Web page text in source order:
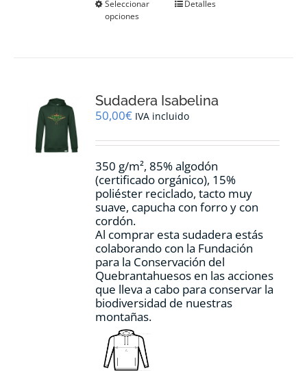
Seleccionar
opciones
Este
se
pueden
en
página
de
producto
Detalles
Sudadera Isabelina
50,00€ IVA incluido
350 g/m², 85% algodón
(certificado orgánico), 15%
poliéster reciclado, tacto muy
suave, capucha con forro y con
cordón.
Al comprar esta sudadera estás
colaborando con la Fundación
para la Conservación del
Quebrantahuesos en las acciones
que lleva a cabo para conservar la
biodiversidad de nuestras
montañas.